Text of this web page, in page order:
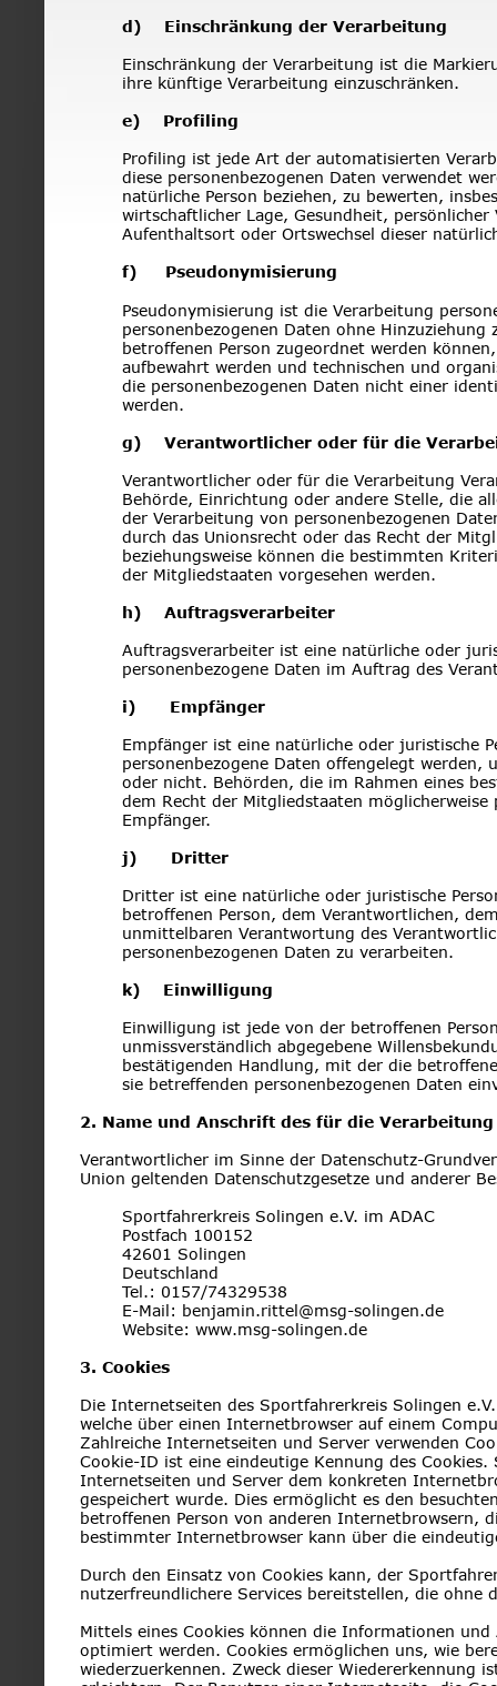
d)    Einschränkung der Verarbeitung
Einschränkung der Verarbeitung ist die
ihre künftige Verarbeitung einzuschränken.
e)    Profiling
Profiling ist jede Art der automatisierten
diese personenbezogenen Daten verwendet
natürliche Person beziehen, zu bewerten,
wirtschaftlicher Lage, Gesundheit,
Aufenthaltsort oder Ortswechsel dieser
f)     Pseudonymisierung
Pseudonymisierung ist die Verarbeitung
personenbezogenen Daten ohne
betroffenen Person zugeordnet werden
aufbewahrt werden und technischen und
die personenbezogenen Daten nicht einer
werden.
g)    Verantwortlicher oder für die
Verantwortlicher oder für die Verarbeitung
Behörde, Einrichtung oder andere Stelle, die
der Verarbeitung von personenbezogenen
durch das Unionsrecht oder das Recht der
beziehungsweise können die bestimmten
der Mitgliedstaaten vorgesehen werden.
h)    Auftragsverarbeiter
Auftragsverarbeiter ist eine natürliche oder
personenbezogene Daten im Auftrag des
i)      Empfänger
Empfänger ist eine natürliche oder juristische
personenbezogene Daten offengelegt
oder nicht. Behörden, die im Rahmen eines
dem Recht der Mitgliedstaaten
Empfänger.
j)      Dritter
Dritter ist eine natürliche oder juristische
betroffenen Person, dem Verantwortlichen,
unmittelbaren Verantwortung des
personenbezogenen Daten zu verarbeiten.
k)    Einwilligung
Einwilligung ist jede von der betroffenen
unmissverständlich abgegebene
bestätigenden Handlung, mit der die
sie betreffenden personenbezogenen Daten
2. Name und Anschrift des für die
Verantwortlicher im Sinne der Datenschutz-
Union geltenden Datenschutzgesetze und anderer
Sportfahrerkreis Solingen e.V. im ADAC
Postfach 100152
42601 Solingen
Deutschland
Tel.: 0157/74329538
E-Mail: benjamin.rittel@msg-solingen.de
Website: www.msg-solingen.de
3. Cookies
Die Internetseiten des Sportfahrerkreis Solingen
welche über einen Internetbrowser auf einem
Zahlreiche Internetseiten und Server verwenden
Cookie-ID ist eine eindeutige Kennung des
Internetseiten und Server dem konkreten
gespeichert wurde. Dies ermöglicht es den
betroffenen Person von anderen Internetbrowsern,
bestimmter Internetbrowser kann über die
Durch den Einsatz von Cookies kann, der
nutzerfreundlichere Services bereitstellen, die ohne
Mittels eines Cookies können die Informationen
optimiert werden. Cookies ermöglichen uns, wie
wiederzuerkennen. Zweck dieser Wiedererkennung